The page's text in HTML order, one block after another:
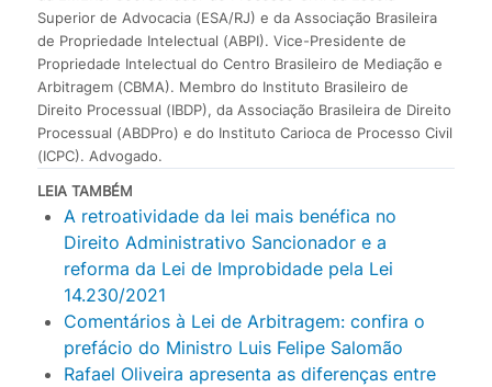
Superior de Advocacia (ESA/RJ) e da Associação Brasileira
de Propriedade Intelectual (ABPI). Vice-Presidente de
Propriedade Intelectual do Centro Brasileiro de Mediação e
Arbitragem (CBMA). Membro do Instituto Brasileiro de
Direito Processual (IBDP), da Associação Brasileira de Direito
Processual (ABDPro) e do Instituto Carioca de Processo Civil
(ICPC). Advogado.
LEIA TAMBÉM
A retroatividade da lei mais benéfica no
Direito Administrativo Sancionador e a
reforma da Lei de Improbidade pela Lei
14.230/2021
Comentários à Lei de Arbitragem: confira o
prefácio do Ministro Luis Felipe Salomão
Rafael Oliveira apresenta as diferenças entre